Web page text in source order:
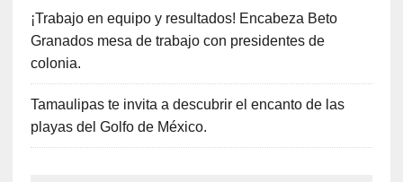
¡Trabajo en equipo y resultados! Encabeza Beto
Granados mesa de trabajo con presidentes de
colonia.
Tamaulipas te invita a descubrir el encanto de las
playas del Golfo de México.